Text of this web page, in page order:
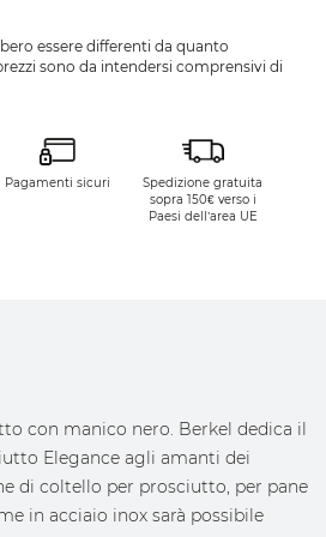
essere differenti da quanto
sono da intendersi comprensivi di
Pagamenti sicuri
Spedizione gratuita
sopra 150€ verso i
Paesi dell’area UE
con manico nero. Berkel dedica il
Elegance agli amanti dei
di coltello per prosciutto, per pane
in acciaio inox sarà possibile